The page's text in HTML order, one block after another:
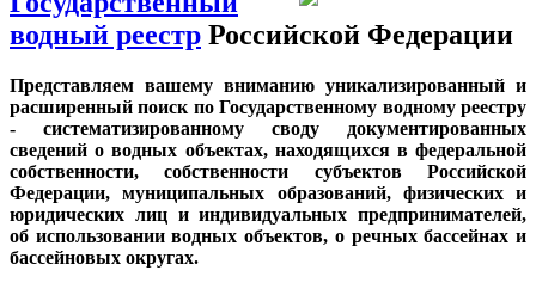
водный реестр Российской Федерации
Представляем вашему вниманию уникализированный и
расширенный поиск по Государственному водному реестру
- систематизированному своду документированных
сведений о водных объектах, находящихся в федеральной
собственности, собственности субъектов Российской
Федерации, муниципальных образований, физических и
юридических лиц и индивидуальных предпринимателей,
об использовании водных объектов, о речных бассейнах и
бассейновых округах.